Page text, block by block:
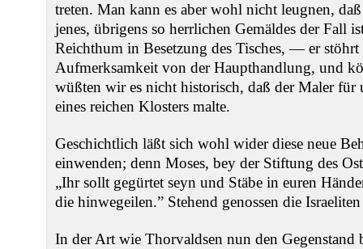
treten. Man kann es aber wohl nicht leugnen,
jenes, übrigens so herrlichen Gemäldes der Fall
Reichthum in Besetzung des Tisches, — er stöhrt
Aufmerksamkeit von der Haupthandlung, und
wüßten wir es nicht historisch, daß der Maler für
eines reichen Klosters malte.
Geschichtlich läßt sich wohl wider diese neue
einwenden; denn Moses, bey der Stiftung des
„Ihr sollt gegürtet seyn und Stäbe in euren
die hinwegeilen.” Stehend genossen die
In der Art wie Thorvaldsen nun den Gegenstand